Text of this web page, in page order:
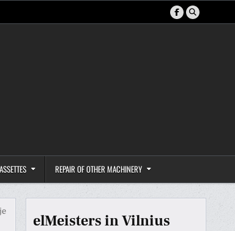
REPAIR OF OTHER MACHINERY
elMeisters in Vilnius